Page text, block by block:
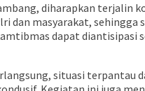
diharapkan terjalin
dan masyarakat, sehingga
dapat diantisipasi
situasi terpantau